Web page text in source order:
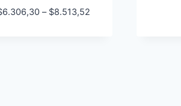
6.306,30 – $8.513,52